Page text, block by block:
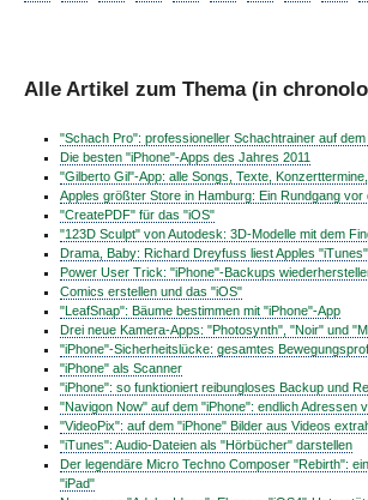
Alle Artikel zum Thema (in
"Schach Pro": professioneller Schachtrainer auf dem
Die besten "iPhone"-Apps des Jahres 2011
"Gilberto Gil"-App: alle Songs, Texte,
Apples größter Store in Hamburg: Ein Rundgang
"CreatePDF" für das "iOS"
"123D Sculpt" von Autodesk: 3D-Modelle mit dem
Drama, Baby: Richard Dreyfuss liest Apples
Power User Trick: "iPhone"-Backups
Comics erstellen und das "iOS"
"LeafSnap": Bäume bestimmen mit "iPhone"-App
Drei neue Kamera-Apps: "Photosynth", "Noir" und
"iPhone"-Sicherheitslücke: gesamtes
"iPhone" als Scanner
"iPhone": so funktioniert reibungloses Backup und
"Navigon Now" auf dem "iPhone": endlich Adressen
"VideoPix": auf dem "iPhone" Bilder aus Videos
"iTunes": Audio-Dateien als "Hörbücher" darstellen
Der legendäre Micro Techno Composer "Rebirth":
"iPad"